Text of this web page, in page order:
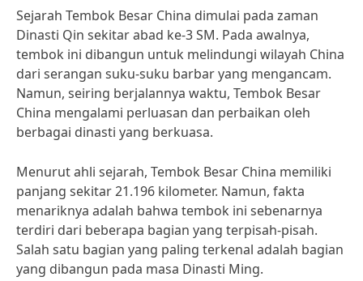
Sejarah Tembok Besar China dimulai pada zaman
Dinasti Qin sekitar abad ke-3 SM. Pada awalnya,
tembok ini dibangun untuk melindungi wilayah China
dari serangan suku-suku barbar yang mengancam.
Namun, seiring berjalannya waktu, Tembok Besar
China mengalami perluasan dan perbaikan oleh
berbagai dinasti yang berkuasa.
Menurut ahli sejarah, Tembok Besar China memiliki
panjang sekitar 21.196 kilometer. Namun, fakta
menariknya adalah bahwa tembok ini sebenarnya
terdiri dari beberapa bagian yang terpisah-pisah.
Salah satu bagian yang paling terkenal adalah bagian
yang dibangun pada masa Dinasti Ming.